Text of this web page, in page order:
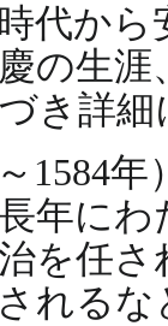
代か
の生
き詳細
1584
年に
を任
れる